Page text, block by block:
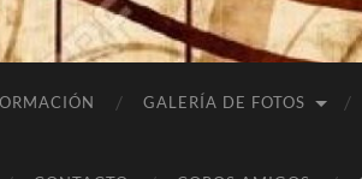
GALERÍA DE FOTOS